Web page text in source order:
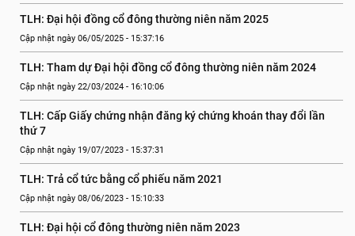
TLH: Đại hội đồng cổ đông thường niên năm 2025
Cập nhật ngày 06/05/2025 - 15:37:16
TLH: Tham dự Đại hội đồng cổ đông thường niên năm 2024
Cập nhật ngày 22/03/2024 - 16:10:06
TLH: Cấp Giấy chứng nhận đăng ký chứng khoán thay đổi lần
thứ 7
Cập nhật ngày 19/07/2023 - 15:37:31
TLH: Trả cổ tức bằng cổ phiếu năm 2021
Cập nhật ngày 08/06/2023 - 15:10:33
TLH: Đại hội cổ đông thường niên năm 2023